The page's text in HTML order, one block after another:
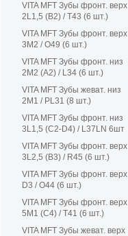
VITA MFT Зубы фронт. верх
2L1,5 (B2) / T43 (6 шт.)
VITA MFT Зубы фронт. верх
3M2 / O49 (6 шт.)
VITA MFT Зубы фронт. низ
2M2 (A2) / L34 (6 шт.)
VITA MFT Зубы жеват. низ
2M1 / PL31 (8 шт.)
VITA MFT Зубы фронт. низ
3L1,5 (C2-D4) / L37LN 6шт
VITA MFT Зубы фронт. верх
3L2,5 (B3) / R45 (6 шт.)
VITA MFT Зубы фронт. верх
D3 / O44 (6 шт.)
VITA MFT Зубы фронт. верх
5M1 (C4) / T41 (6 шт.)
VITA MFT Зубы жеват. верх